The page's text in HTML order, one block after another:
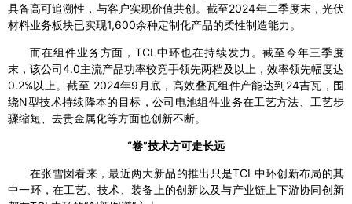
具备高可追溯性，与客户实现价值共创。截至2024年二季度末，光伏
材料业务板块已实现1,600余种定制化产品的柔性制造能力。
而在组件业务方面，TCL中环也在持续发力。截至今年三季度
末，该公司4.0主流产品功率较竞手领先两档及以上，效率领先幅度达
0.2%以上。截至 2024年9月底，高效叠瓦组件产能达到24吉瓦，围
绕N型技术持续降本的目标，公司电池组件业务在工艺方法、工艺步
骤缩短、去贵金属化等方面也创新不断。
“卷”技术方可走长远
在张雪囡看来，最近两大新品的推出只是TCL中环创新布局的其
中一环，在工艺、技术、装备上的创新以及与产业链上下游协同创新